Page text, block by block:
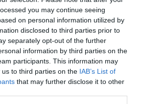
you may continue seeing
on personal information utilized by
disclosed to third parties prior to
separately opt-out of the further
information by third parties on the
participants. This information may
to third parties on the IAB’s List of
that may further disclose it to other
av tusentals olika recept för alla
hemmakockar. Alla recept
skrivit och fotat så att du ska
bästa resultat hemma. Läs mer
liknande: